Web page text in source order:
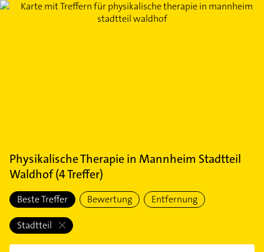
Physikalische Therapiein Mannheim Stadtteil
Waldhof(4Treffer)
Beste Treffer Bewertung Entfernung
Stadtteil